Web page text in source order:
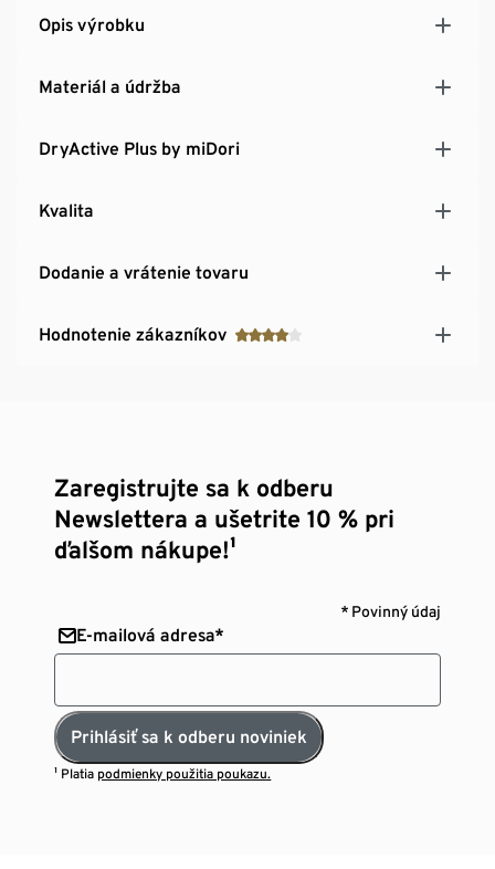
Opis výrobku
Materiál a údržba
DryActive Plus by miDori
Kvalita
Dodanie a vrátenie tovaru
Hodnotenie zákazníkov
Zaregistrujte sa k odberu
Newslettera a ušetrite 10 % pri
ďalšom nákupe!¹
* Povinný údaj
E-mailová adresa*
Prihlásiť sa k odberu noviniek
¹ Platia podmienky použitia poukazu.